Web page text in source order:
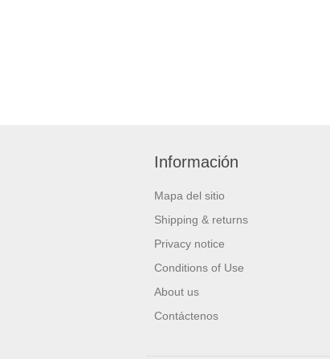
Información
Mapa del sitio
Shipping & returns
Privacy notice
Conditions of Use
About us
Contáctenos